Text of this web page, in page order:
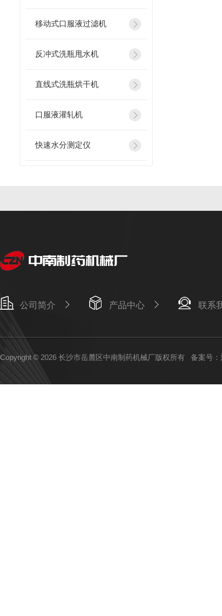
移动式口服液过滤机
反冲式洗瓶甩水机
直线式洗瓶烘干机
口服液灌轧机
快速水分测定仪
公司简介 产品中心 联系
Copyright © 2026 长沙市岳麓区中南制药机械厂版权所有 备案号